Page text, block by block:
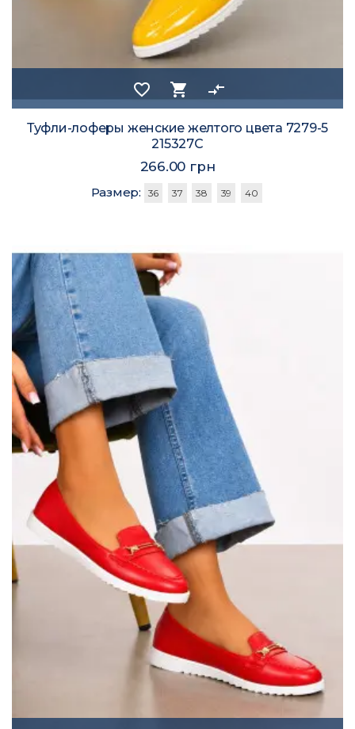
favorite_border shopping_cart compare_arrows
Туфли-лоферы женские желтого цвета 7279-5
215327C
266.00 грн
Размер: 36 37 38 39 40